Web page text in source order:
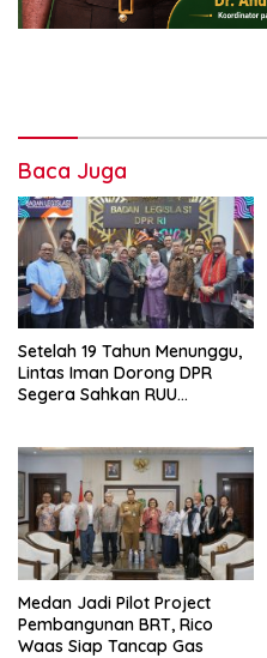
Baca Juga
Setelah 19 Tahun Menunggu,
Lintas Iman Dorong DPR
Segera Sahkan RUU
Medan Jadi Pilot Project
Pembangunan BRT, Rico
Waas Siap Tancap Gas